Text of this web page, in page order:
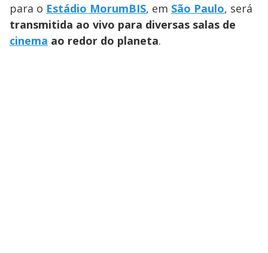
para o Estádio MorumBIS, em São Paulo, será
transmitida ao vivo para diversas salas de
cinema ao redor do planeta.